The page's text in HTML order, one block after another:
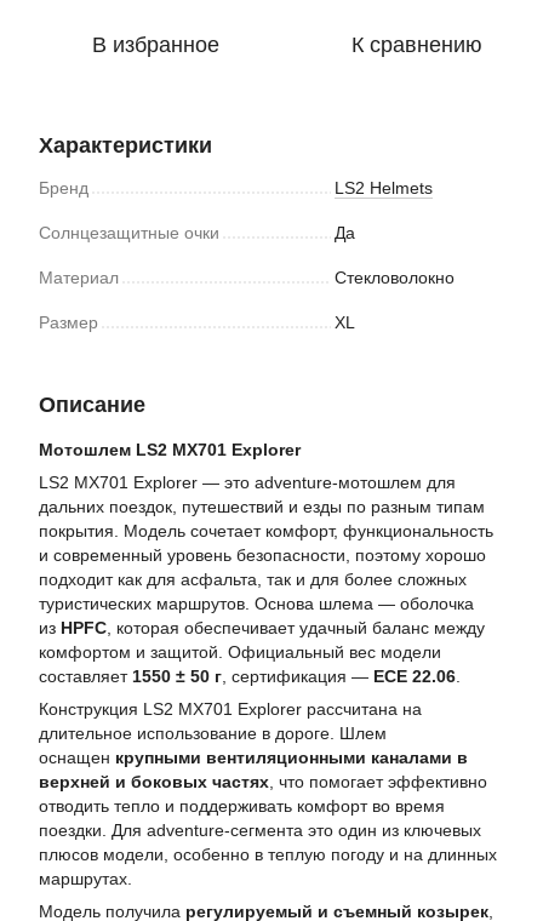
В избранное К сравнению
Характеристики
Бренд LS2 Helmets
Солнцезащитные очки Да
Материал Стекловолокно
Размер XL
Описание
Мотошлем LS2 MX701 Explorer
LS2 MX701 Explorer — это adventure-мотошлем для
дальних поездок, путешествий и езды по разным типам
покрытия. Модель сочетает комфорт, функциональность
и современный уровень безопасности, поэтому хорошо
подходит как для асфальта, так и для более сложных
туристических маршрутов. Основа шлема — оболочка
из HPFC , которая обеспечивает удачный баланс между
комфортом и защитой. Официальный вес модели
составляет 1550 ± 50 г , сертификация — ECE 22.06
Конструкция LS2 MX701 Explorer рассчитана на
длительное использование в дороге. Шлем
оснащен крупными вентиляционными каналами в
верхней и боковых частях , что помогает эффективно
отводить тепло и поддерживать комфорт во время
поездки. Для adventure-сегмента это один из ключевых
плюсов модели, особенно в теплую погоду и на длинных
маршрутах.
Модель получила регулируемый и съемный козырек